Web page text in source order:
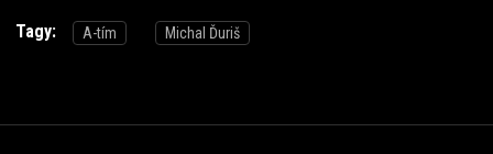
Tagy: A-tím Michal Ďuriš